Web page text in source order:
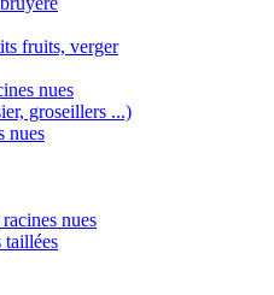
fruits, verger
nues
groseillers ...)
nues
nues
taillées